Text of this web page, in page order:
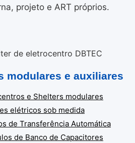
projeto e ART próprios.
modulares e auxiliares
e Shelters modulares
elétricos sob medida
de Transferência Automática
de Banco de Capacitores